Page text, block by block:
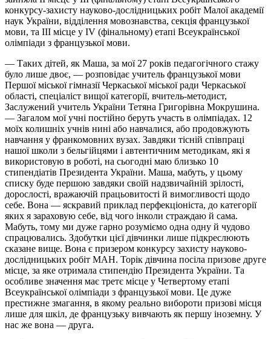
конкурсу-захисту науково-дослідницьких робіт Малої академії
наук України, відділення мовознавства, секція французької
мови, та ІІІ місце у IV (фінальному) етапі Всеукраїнської
олімпіади з французької мови.
— Таких дітей, як Маша, за мої 27 років педагогічного стажу
було лише двоє, — розповідає учитель французької мови
Першої міської гімназії Черкаської міської ради Черкаської
області, спеціаліст вищої категорії, вчитель-методист,
Заслужений учитель України Тетяна Григорівна Мокрушина.
— Загалом мої учні постійно беруть участь в олімпіадах. 12
моїх колишніх учнів нині або навчалися, або продовжують
навчання у франкомовних вузах. Завдяки тісній співпраці
нашої школи з бельгійцями і автентичним методикам, які я
використовую в роботі, на сьогодні маю близько 10
стипендіатів Президента України. Маша, мабуть, у цьому
списку буде першою завдяки своїй надзвичайній зрілості,
дорослості, вражаючій працьовитості й вимогливості щодо
себе. Вона — яскравий приклад перфекціоніста, до категорії
яких я зараховую себе, від чого інколи страждаю й сама.
Мабуть, тому ми дуже гарно розуміємо одна одну й чудово
спрацювались. Здобутки цієї дівчинки лише підкреслюють
сказане вище. Вона є призером конкурсу захисту науково-
дослідницьких робіт МАН. Торік дівчина посіла призове друге
місце, за яке отримала стипендію Президента України. Та
особливе значення має третє місце у Четвертому етапі
Всеукраїнської олімпіади з французької мови. Це дуже
престижне змагання, в якому реально вибороти призові місця
лише для шкіл, де французьку вивчають як першу іноземну. У
нас же вона — друга.